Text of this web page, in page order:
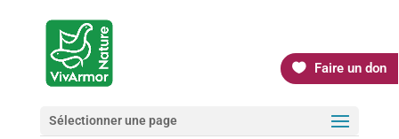
Faire un don
Sélectionner une page